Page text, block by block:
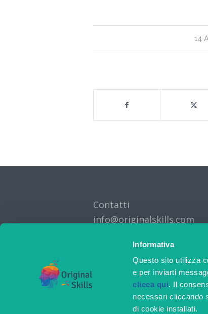
Informativa
Questo sito utilizza
e per inviarti
clicca qui. Il
necessari cliccando
di cookie installati.
14
Contatti
info@originalskills.com